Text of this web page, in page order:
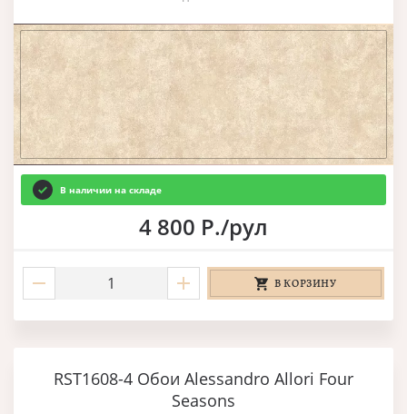
В наличии на складе
4 800 Р./рул
В КОРЗИНУ
RST1608-4 Обои Alessandro Allori Four
Seasons